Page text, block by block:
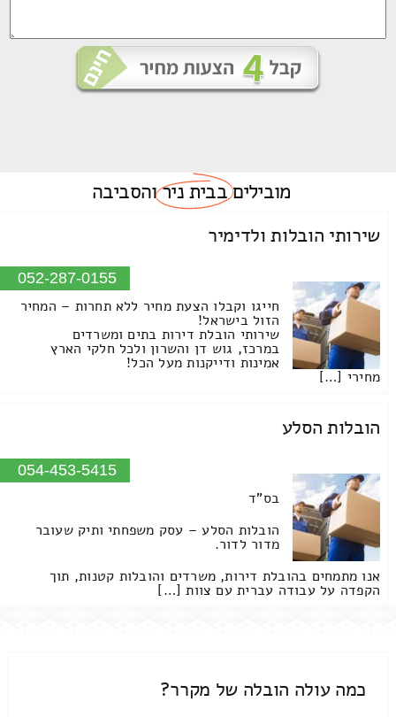
מוביליםבבית נירוהסביבה
שירותי הובלות ולדימיר
052-287-0155
חייגו וקבלו הצעת מחיר ללא תחרות – המחיר
הזול בישראל!
שירותי הובלת דירות בתים ומשרדים
במרכז, גוש דן והשרון ולכל חלקי הארץ
אמינות ודייקנות מעל הכל!
מחירי […]
הובלות הסלע
054-453-5415
בס"ד
הובלות הסלע – עסק משפחתי ותיק שעובר
מדור לדור.
אנו מתמחים בהובלת דירות, משרדים והובלות קטנות, תוך
הקפדה על עבודה עברית עם צוות […]
כמה עולה הובלה של מקרר?